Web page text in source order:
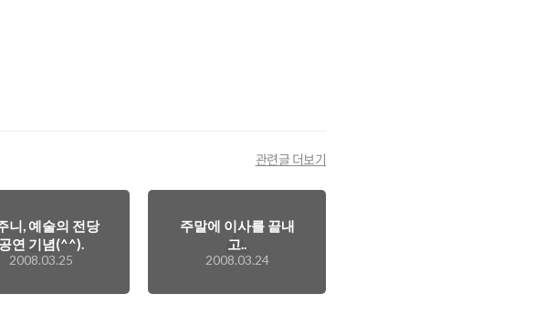
관련글 더보기
니, 예술의 전당
공연 기념(^^).
2008.03.25
주말에 이사를 끝내
고..
2008.03.24